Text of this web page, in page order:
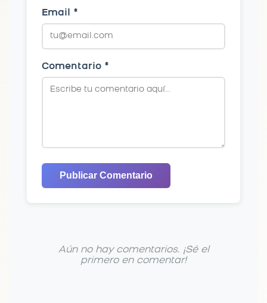
Email *
Comentario *
Publicar Comentario
Aún no hay comentarios. ¡Sé el
primero en comentar!